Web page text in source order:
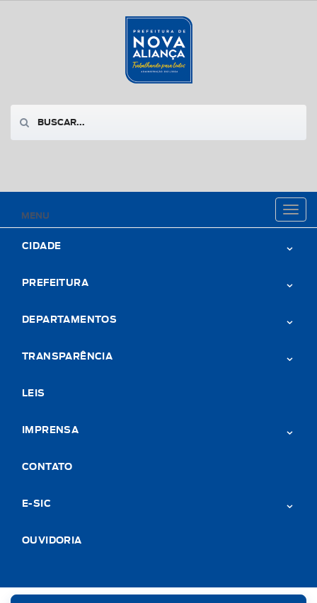
MENU
Toggle
CIDADE
PREFEITURA
DEPARTAMENTOS
TRANSPARÊNCIA
LEIS
IMPRENSA
CONTATO
E-SIC
OUVIDORIA